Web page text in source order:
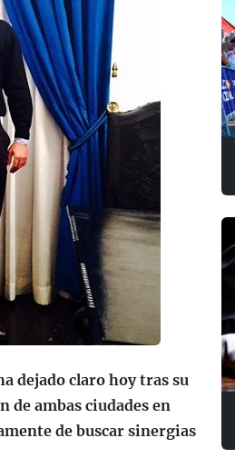
dejado claro hoy tras su
de ambas ciudades en
de buscar sinergias